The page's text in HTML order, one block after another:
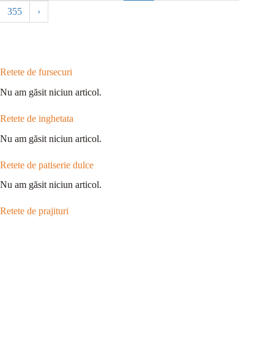
355 ›
Retete de fursecuri
Nu am găsit niciun articol.
Retete de inghetata
Nu am găsit niciun articol.
Retete de patiserie dulce
Nu am găsit niciun articol.
Retete de prajituri